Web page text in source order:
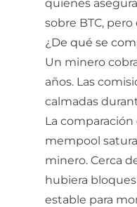
quienes
sobre BTC,
¿De qué se
Un minero
años. Las
calmadas
La
mempool
minero. Cerca
hubiera
estable para